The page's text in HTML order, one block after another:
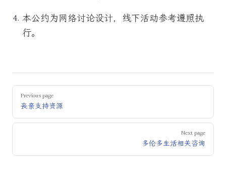
本公约为网络讨论设计，线下活动参考遵照执
行。
Pager
Previous page
丧亲支持资源
Next page
多伦多生活相关咨询